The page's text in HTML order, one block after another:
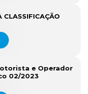
CLASSIFICAÇÃO
e Operador
02/2023